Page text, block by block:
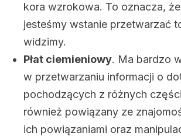
kora wzrokowa. To oznacza,
jesteśmy wstanie przetwarzać
widzimy.
Płat ciemieniowy. Ma bardzo
w przetwarzaniu informacji o
pochodzących z różnych
również powiązany ze
ich powiązaniami oraz